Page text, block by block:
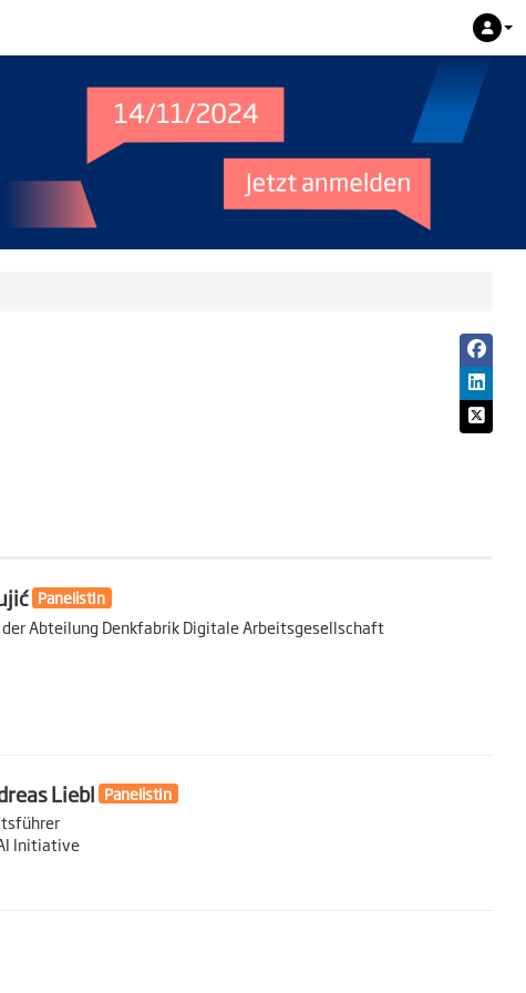
PanelistIn
Abteilung Denkfabrik Digitale Arbeitsgesellschaft
Liebl PanelistIn
Initiative